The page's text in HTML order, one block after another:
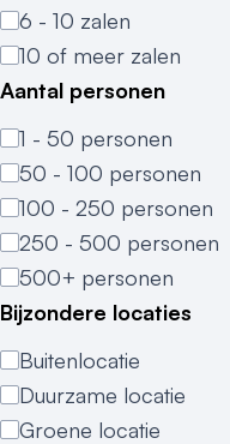
6 - 10 zalen
10 of meer zalen
Aantal personen
1 - 50 personen
50 - 100 personen
100 - 250 personen
250 - 500 personen
500+ personen
Bijzondere locaties
Buitenlocatie
Duurzame locatie
Groene locatie